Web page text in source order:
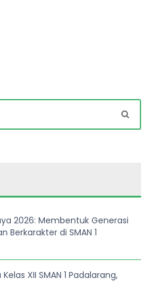
2026: Membentuk Generasi
Berkarakter di SMAN 1
XII SMAN 1 Padalarang,